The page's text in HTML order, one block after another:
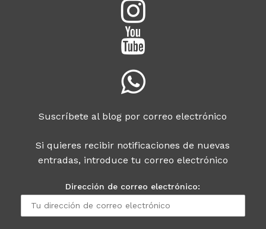
Suscríbete al blog por correo electrónico
Si quieres recibir notificaciones de nuevas
entradas, introduce tu correo electrónico
Dirección de correo electrónico: